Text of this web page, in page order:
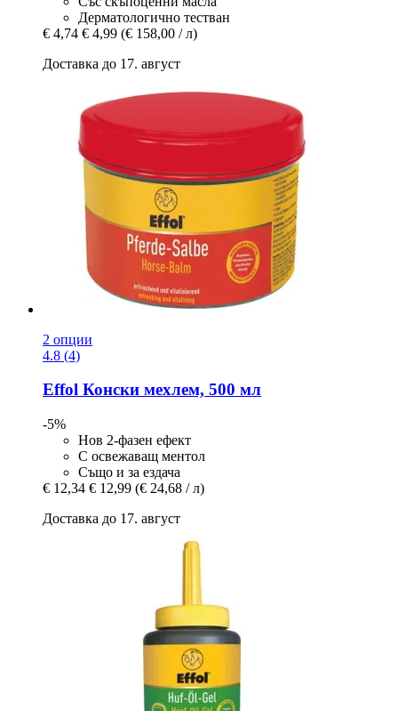
Дерматологично тестван
€ 4,74 € 4,99 (€ 158,00 / л)
Доставка до 17. август
2 опции
4.8 (4)
Effol Конски мехлем, 500 мл
-5%
Нов 2-фазен ефект
С освежаващ ментол
Също и за ездача
€ 12,34 € 12,99 (€ 24,68 / л)
Доставка до 17. август